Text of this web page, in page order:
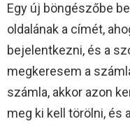
Egy új böngészőbe
oldalának a címét,
bejelentkezni, és a
megkeresem a
számla, akkor azon
meg ki kell törölni, és